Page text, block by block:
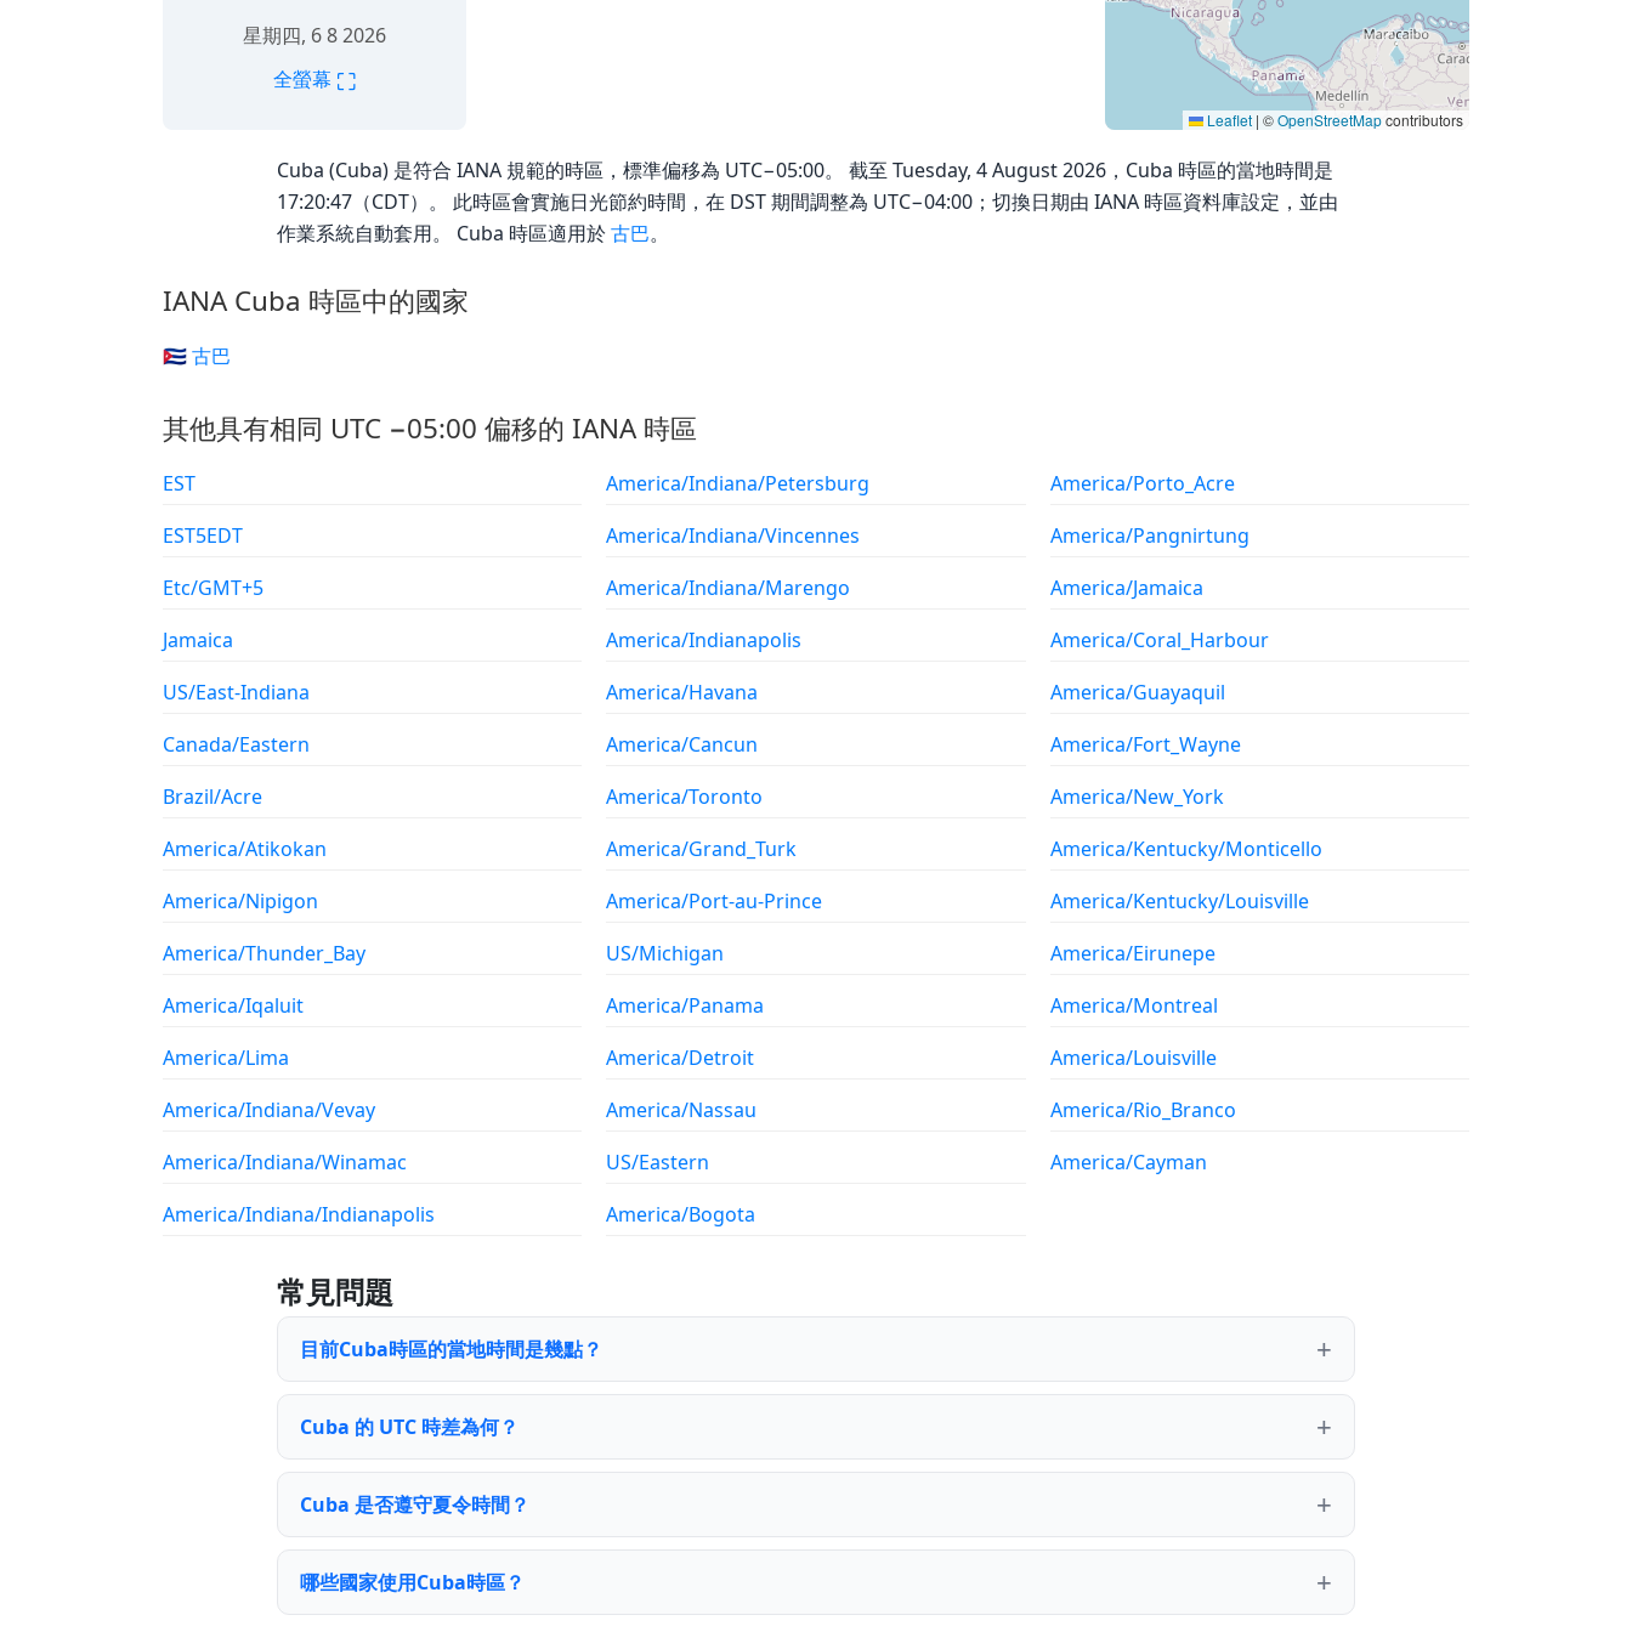
星期四, 6 8 2026
全螢幕 ⛶
Leaflet | ©OpenStreetMapcontributors
Cuba (Cuba) 是符合 IANA 規範的時區，標準偏移為 UTC−05:00。 截至 Tuesday, 4 August 2026，Cuba 時區的當地時間是
17:20:47（CDT）。 此時區會實施日光節約時間，在 DST 期間調整為 UTC−04:00；切換日期由 IANA 時區資料庫設定，並由
作業系統自動套用。 Cuba 時區適用於古巴。
IANA Cuba 時區中的國家
🇨🇺 古巴
其他具有相同 UTC −05:00 偏移的 IANA 時區
EST
EST5EDT
Etc/GMT+5
Jamaica
US/East-Indiana
Canada/Eastern
Brazil/Acre
America/Atikokan
America/Nipigon
America/Thunder_Bay
America/Iqaluit
America/Lima
America/Indiana/Vevay
America/Indiana/Winamac
America/Indiana/Indianapolis
America/Indiana/Petersburg
America/Indiana/Vincennes
America/Indiana/Marengo
America/Indianapolis
America/Havana
America/Cancun
America/Toronto
America/Grand_Turk
America/Port-au-Prince
US/Michigan
America/Panama
America/Detroit
America/Nassau
US/Eastern
America/Bogota
America/Porto_Acre
America/Pangnirtung
America/Jamaica
America/Coral_Harbour
America/Guayaquil
America/Fort_Wayne
America/New_York
America/Kentucky/Monticello
America/Kentucky/Louisville
America/Eirunepe
America/Montreal
America/Louisville
America/Rio_Branco
America/Cayman
常見問題
目前Cuba時區的當地時間是幾點？
Cuba 的 UTC 時差為何？
Cuba 是否遵守夏令時間？
哪些國家使用Cuba時區？